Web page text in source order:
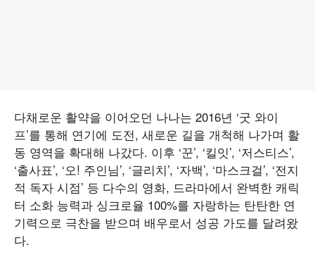
다채로운 활약을 이어오던 나나는 2016년 ‘굿 와이
프’를 통해 연기에 도전, 새로운 길을 개척해 나가며 활
동 영역을 확대해 나갔다. 이후 ‘꾼’, ‘킬잇’, ‘저스티스’,
‘출사표’, ‘오! 주인님’, ‘글리치’, ‘자백’, ‘마스크걸’, ‘전지
적 독자 시점’ 등 다수의 영화, 드라마에서 완벽한 캐릭
터 소화 능력과 싱크로율 100%를 자랑하는 탄탄한 연
기력으로 극찬을 받으며 배우로서 성공 가도를 달려왔
다.